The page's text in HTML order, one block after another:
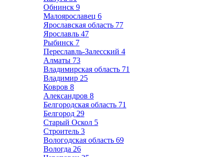
Обнинск 9
Малоярославец 6
Ярославская область 77
Ярославль 47
Рыбинск 7
Переславль-Залесский 4
Алматы 73
Владимирская область 71
Владимир 25
Ковров 8
Александров 8
Белгородская область 71
Белгород 29
Старый Оскол 5
Строитель 3
Вологодская область 69
Вологда 26